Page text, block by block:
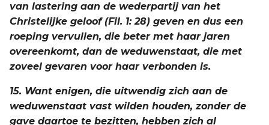
van lastering aan de wederpartij van het
Christelijke geloof (Fil. 1: 28) geven en dus een
roeping vervullen, die beter met haar jaren
overeenkomt, dan de weduwenstaat, die met
zoveel gevaren voor haar verbonden is.
15. Want enigen, die uitwendig zich aan de
weduwenstaat vast wilden houden, zonder de
gave daartoe te bezitten, hebben zich al